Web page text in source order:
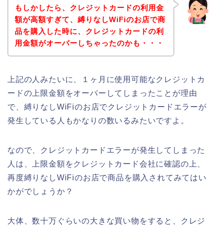
もしかしたら、クレジットカードの利用金
額が高額すぎて、縛りなしWiFiのお店で商
品を購入した時に、クレジットカードの利
用金額がオーバーしちゃったのかも・・・
上記の人みたいに、１ヶ月に使用可能なクレジットカ
ードの上限金額をオーバーしてしまったことが理由
で、縛りなしWiFiのお店でクレジットカードエラーが
発生している人もかなりの数いるみたいですよ。
なので、クレジットカードエラーが発生してしまった
人は、上限金額をクレジットカード会社に確認の上、
再度縛りなしWiFiのお店で商品を購入されてみてはい
かがでしょうか？
大体、数十万ぐらいの大きな買い物をすると、クレジ